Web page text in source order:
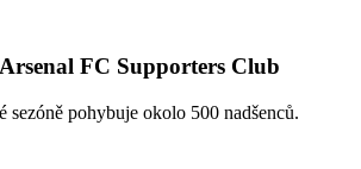
FC Supporters Club
sezóně pohybuje okolo 500 nadšenců.